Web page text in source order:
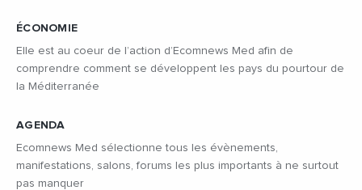
ÉCONOMIE
Elle est au coeur de l’action d’Ecomnews Med afin de
comprendre comment se développent les pays du pourtour de
la Méditerranée
AGENDA
Ecomnews Med sélectionne tous les évènements,
manifestations, salons, forums les plus importants à ne surtout
pas manquer